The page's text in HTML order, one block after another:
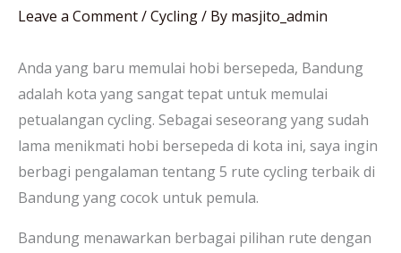
Leave a Comment/Cycling/ By masjito_admin
Anda yang baru memulai hobi bersepeda, Bandung
adalah kota yang sangat tepat untuk memulai
petualangan cycling. Sebagai seseorang yang sudah
lama menikmati hobi bersepeda di kota ini, saya ingin
berbagi pengalaman tentang 5 rute cycling terbaik di
Bandung yang cocok untuk pemula.
Bandung menawarkan berbagai pilihan rute dengan